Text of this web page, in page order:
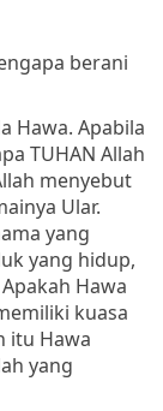
berani
Hawa. Apabila
TUHAN Allah
menyebut
Ular.
yang
yang hidup,
Hawa
kuasa
itu Hawa
yang